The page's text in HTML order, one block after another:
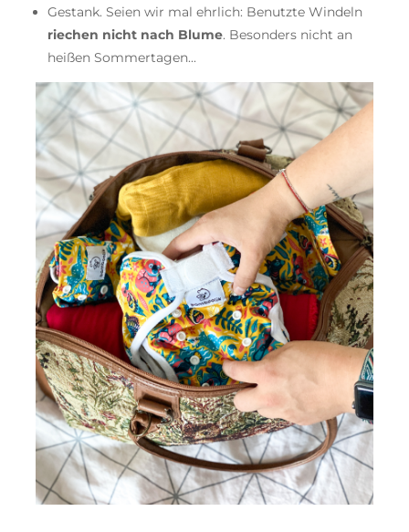
Gestank. Seien wir mal ehrlich: Benutzte Windeln
riechen nicht nach Blume. Besonders nicht an
heißen Sommertagen...